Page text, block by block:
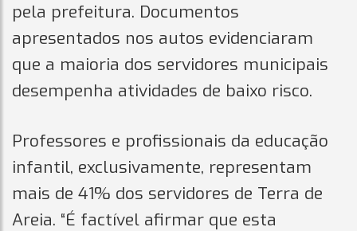
pela prefeitura. Documentos
apresentados nos autos evidenciaram
que a maioria dos servidores municipais
desempenha atividades de baixo risco.
Professores e profissionais da educação
infantil, exclusivamente, representam
mais de 41% dos servidores de Terra de
Areia. “É factível afirmar que esta